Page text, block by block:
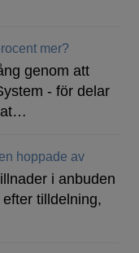
mer?
genom att
- för delar
hoppade av
i anbuden
tilldelning,